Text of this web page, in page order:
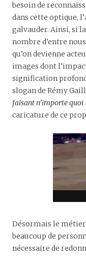
besoin de
dans cette optique,
galvauder. Ainsi, si
nombre d’entre
qu’on devienne
images dont
signification
slogan de Rémy
faisant n’importe quoi
caricature de ce
Désormais le métier
beaucoup de
nécessaire de